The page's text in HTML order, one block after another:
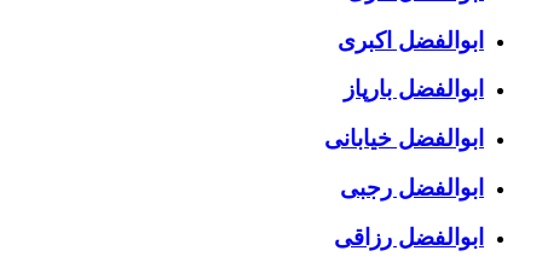
ابوالفضل اکبری
ابوالفضل بارپاز
ابوالفضل خیابانی
ابوالفضل رجبی
ابوالفضل رزاقی